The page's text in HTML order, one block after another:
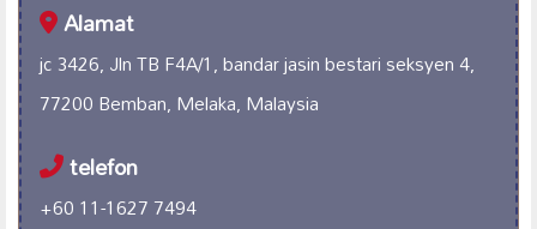
Alamat
jc 3426, Jln TB F4A/1, bandar jasin bestari seksyen 4,
77200 Bemban, Melaka, Malaysia
telefon
+60 11-1627 7494